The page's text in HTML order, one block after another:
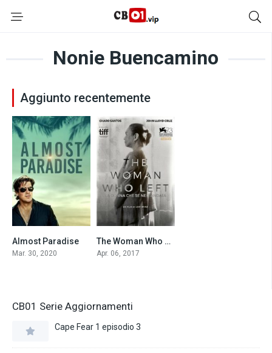
Nonie Buencamino
Aggiunto recentemente
5.3
Almost Paradise
Mar. 30, 2020
7.3
The Woman Who Left – La donna che se ne è andata (2017)
Apr. 06, 2017
CB01 Serie Aggiornamenti
Cape Fear 1 episodio 3